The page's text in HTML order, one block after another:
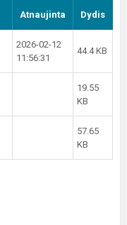
Atnaujinta Dydis
2026-02-12
11:56:31
44.4 KB
19.55
KB
57.65
KB